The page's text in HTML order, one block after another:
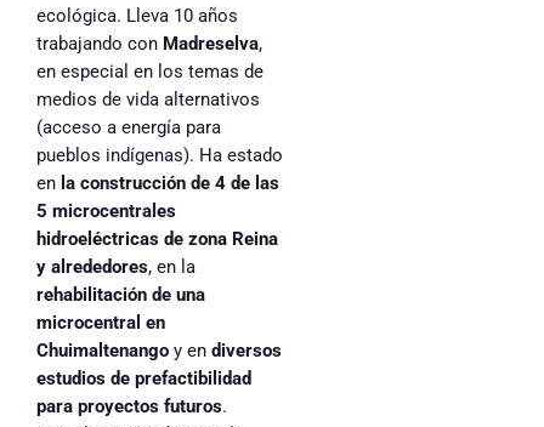
ecológica. Lleva 10 años
trabajando con Madreselva,
en especial en los temas de
medios de vida alternativos
(acceso a energía para
pueblos indígenas). Ha estado
en la construcción de 4 de las
5 microcentrales
hidroeléctricas de zona Reina
y alrededores, en la
rehabilitación de una
microcentral en
Chuimaltenango y en diversos
estudios de prefactibilidad
para proyectos futuros.